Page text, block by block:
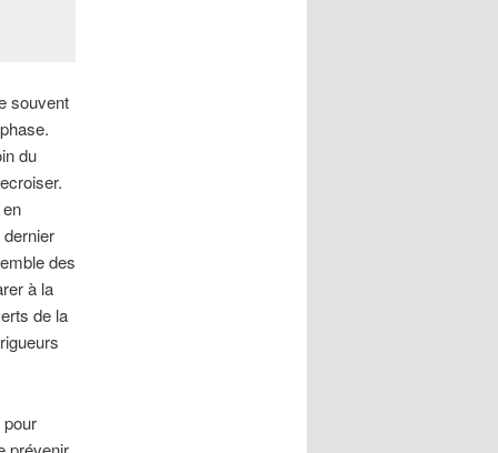
souvent
du
des
à la
de la
pour